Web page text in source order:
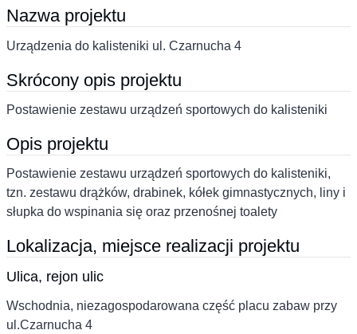
Nazwa projektu
Urządzenia do kalisteniki ul. Czarnucha 4
Skrócony opis projektu
Postawienie zestawu urządzeń sportowych do kalisteniki
Opis projektu
Postawienie zestawu urządzeń sportowych do kalisteniki,
tzn. zestawu drążków, drabinek, kółek gimnastycznych, liny i
słupka do wspinania się oraz przenośnej toalety
Lokalizacja, miejsce realizacji projektu
Ulica, rejon ulic
Wschodnia, niezagospodarowana część placu zabaw przy
ul.Czarnucha 4